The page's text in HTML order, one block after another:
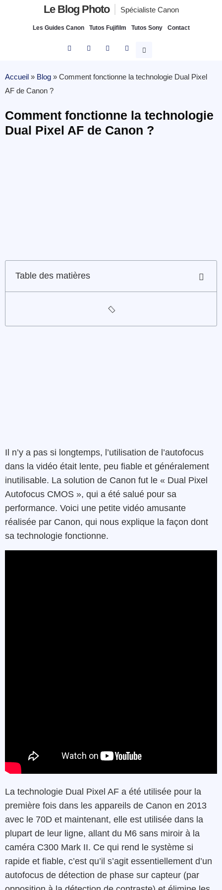
Le Blog Photo Spécialiste Canon
Les Guides Canon Tutos Fujifilm Tutos Sony Contact
Accueil » Blog » Comment fonctionne la technologie Dual Pixel
AF de Canon ?
Comment fonctionne la technologie
Dual Pixel AF de Canon ?
Table des matières
Il n’y a pas si longtemps, l’utilisation de l’autofocus
dans la vidéo était lente, peu fiable et généralement
inutilisable. La solution de Canon fut le « Dual Pixel
Autofocus CMOS », qui a été salué pour sa
performance. Voici une petite vidéo amusante
réalisée par Canon, qui nous explique la façon dont
sa technologie fonctionne.
La technologie Dual Pixel AF a été utilisée pour la
première fois dans les appareils de Canon en 2013
avec le 70D et maintenant, elle est utilisée dans la
plupart de leur ligne, allant du M6 sans miroir à la
caméra C300 Mark II. Ce qui rend le système si
rapide et fiable, c’est qu’il s’agit essentiellement d’un
autofocus de détection de phase sur capteur (par